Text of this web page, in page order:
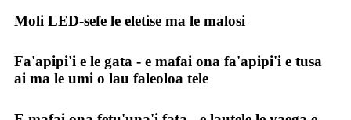
Moli LED-sefe le eletise ma le malosi
Fa'apipi'i e le gata - e mafai ona fa'apipi'i e tusa
ai ma le umi o lau faleoloa tele